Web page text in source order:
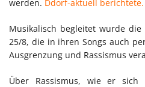
werden. Ddorf-aktuell berichtete.
Musikalisch begleitet wurde die
25/8, die in ihren Songs auch
Ausgrenzung und Rassismus
Über Rassismus, wie er